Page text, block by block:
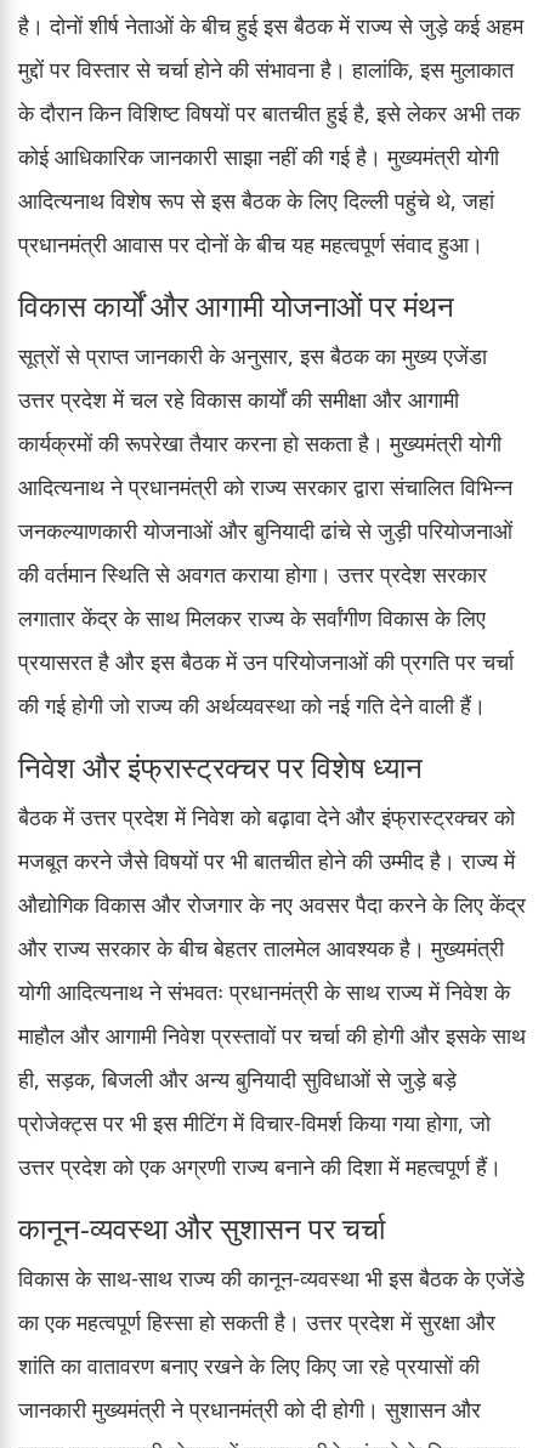
है। दोनों शीर्ष नेताओं के बीच हुई इस बैठक में राज्य से जुड़े कई अहम
मुद्दों पर विस्तार से चर्चा होने की संभावना है। हालांकि, इस मुलाकात
के दौरान किन विशिष्ट विषयों पर बातचीत हुई है, इसे लेकर अभी तक
कोई आधिकारिक जानकारी साझा नहीं की गई है। मुख्यमंत्री योगी
आदित्यनाथ विशेष रूप से इस बैठक के लिए दिल्ली पहुंचे थे, जहां
प्रधानमंत्री आवास पर दोनों के बीच यह महत्वपूर्ण संवाद हुआ।
विकास कार्यों और आगामी योजनाओं पर मंथन
सूत्रों से प्राप्त जानकारी के अनुसार, इस बैठक का मुख्य एजेंडा
उत्तर प्रदेश में चल रहे विकास कार्यों की समीक्षा और आगामी
कार्यक्रमों की रूपरेखा तैयार करना हो सकता है। मुख्यमंत्री योगी
आदित्यनाथ ने प्रधानमंत्री को राज्य सरकार द्वारा संचालित विभिन्न
जनकल्याणकारी योजनाओं और बुनियादी ढांचे से जुड़ी परियोजनाओं
की वर्तमान स्थिति से अवगत कराया होगा। उत्तर प्रदेश सरकार
लगातार केंद्र के साथ मिलकर राज्य के सर्वांगीण विकास के लिए
प्रयासरत है और इस बैठक में उन परियोजनाओं की प्रगति पर चर्चा
की गई होगी जो राज्य की अर्थव्यवस्था को नई गति देने वाली हैं।
निवेश और इंफ्रास्ट्रक्चर पर विशेष ध्यान
बैठक में उत्तर प्रदेश में निवेश को बढ़ावा देने और इंफ्रास्ट्रक्चर को
मजबूत करने जैसे विषयों पर भी बातचीत होने की उम्मीद है। राज्य में
औद्योगिक विकास और रोजगार के नए अवसर पैदा करने के लिए केंद्र
और राज्य सरकार के बीच बेहतर तालमेल आवश्यक है। मुख्यमंत्री
योगी आदित्यनाथ ने संभवतः प्रधानमंत्री के साथ राज्य में निवेश के
माहौल और आगामी निवेश प्रस्तावों पर चर्चा की होगी और इसके साथ
ही, सड़क, बिजली और अन्य बुनियादी सुविधाओं से जुड़े बड़े
प्रोजेक्ट्स पर भी इस मीटिंग में विचार-विमर्श किया गया होगा, जो
उत्तर प्रदेश को एक अग्रणी राज्य बनाने की दिशा में महत्वपूर्ण हैं।
कानून-व्यवस्था और सुशासन पर चर्चा
विकास के साथ-साथ राज्य की कानून-व्यवस्था भी इस बैठक के एजेंडे
का एक महत्वपूर्ण हिस्सा हो सकती है। उत्तर प्रदेश में सुरक्षा और
शांति का वातावरण बनाए रखने के लिए किए जा रहे प्रयासों की
जानकारी मुख्यमंत्री ने प्रधानमंत्री को दी होगी। सुशासन और